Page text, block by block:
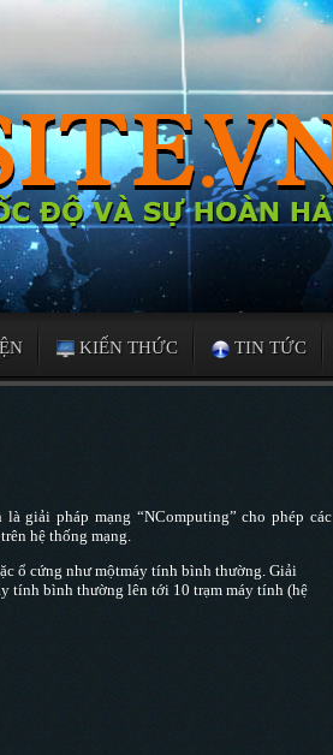
KIẾN THỨC TIN TỨC
giải pháp mạng “NComputing” cho phép các
hệ thống mạng.
ổ cứng nhưmộtmáy tính bình thường. Giải
tính bình thường lên tới 10 trạm máy tính (hệ